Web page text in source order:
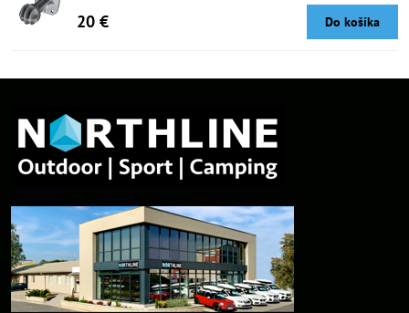
20 € Do košíka